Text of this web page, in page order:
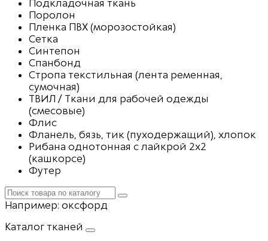
Подкладочная ткань
Поролон
Пленка ПВХ (морозостойкая)
Сетка
Синтепон
Спанбонд
Стропа текстильная (лента ременная,
сумочная)
ТВИЛ / Ткани для рабочей одежды
(смесовые)
Флис
Фланель, бязь, тик (пуходержащий), хлопок
Рибана однотонная с лайкрой 2х2
(кашкорсе)
Футер
Например: оксфорд
Каталог тканей